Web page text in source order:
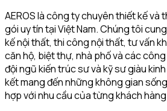
AEROS là công ty chuyên thiết kế và
gói uy tín tại Việt Nam. Chúng tôi
kế nội thất, thi công nội thất, tư vấn
căn hộ, biệt thự, nhà phố và các
đội ngũ kiến trúc sư và kỹ sư giàu
kết mang đến những không gian
hợp với nhu cầu của từng khách